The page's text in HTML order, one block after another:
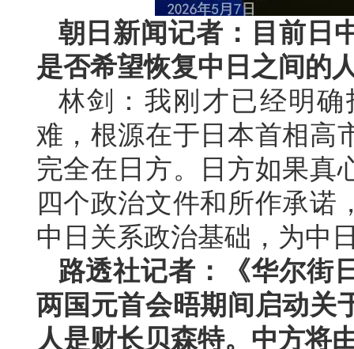
朝日新闻记者：目前日
是否希望恢复中日之间的
林剑：我刚才已经明
难，根源在于日本首相高
完全在日方。日方如果真
四个政治文件和所作承诺
中日关系政治基础，为中
路透社记者：《华尔街
两国元首会晤期间启动关
人是财长贝森特。中方将